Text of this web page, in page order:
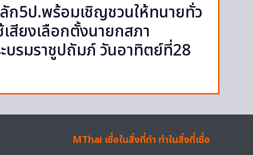
ก5ป.พร้อมเชิญชวนให้ทนายทั่ว
เสียงเลือกตั้งนายกสภา
บรมราชูปถัมภ์ วันอาทิตย์ที่28
MThai เชื่อในสิ่งที่ทำ ทำในสิ่งที่เชื่อ